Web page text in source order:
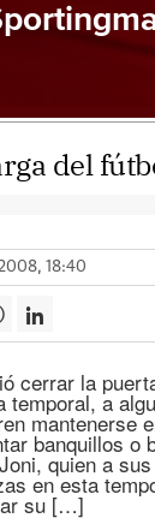
del
2008, 18:40
cerrar la
temporal, a
mantenerse
banquillos o
quien a
en esta
su […]